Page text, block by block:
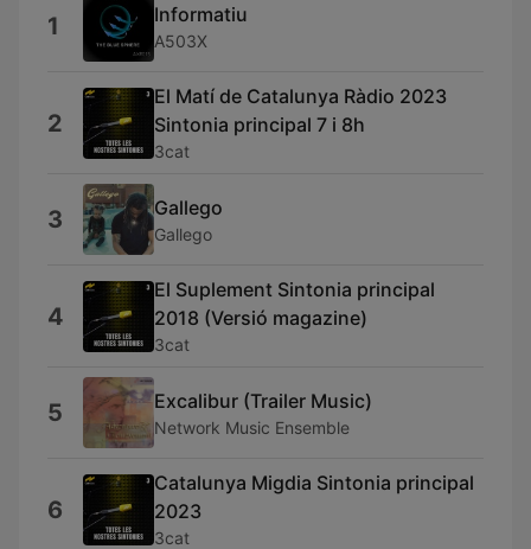
1 Informatiu
A503X
2
El Matí de Catalunya Ràdio 2023
Sintonia principal 7 i 8h
3cat
3 Gallego
Gallego
4
El Suplement Sintonia principal
2018 (Versió magazine)
3cat
5 Excalibur (Trailer Music)
Network Music Ensemble
6
Catalunya Migdia Sintonia principal
2023
3cat